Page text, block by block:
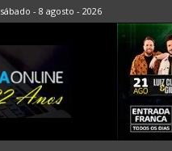
sábado - 8 agosto - 2026